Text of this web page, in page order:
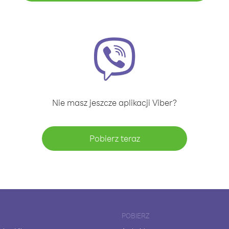
Nie masz jeszcze aplikacji Viber?
Pobierz teraz
POBIERZ